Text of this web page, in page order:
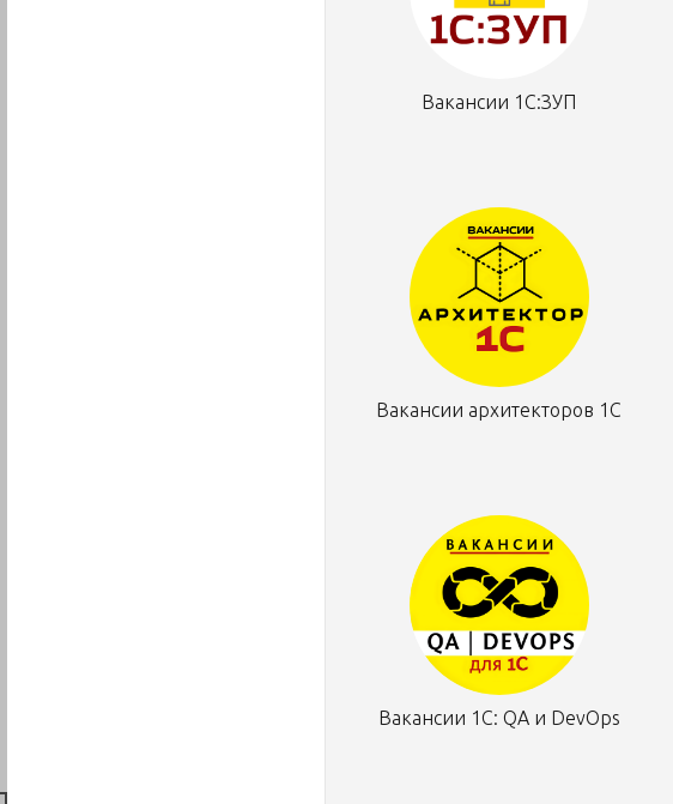
Вакансии 1С:ЗУП
Вакансии архитекторов 1С
Вакансии 1С: QA и DevOps